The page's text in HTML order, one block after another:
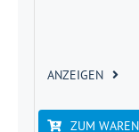
ANZEIGEN
ZUM